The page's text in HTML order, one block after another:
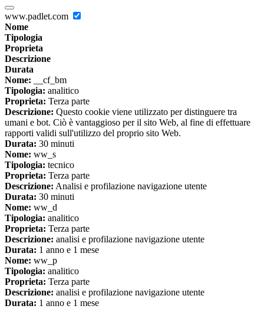
www.padlet.com
Nome
Tipologia
Proprieta
Descrizione
Durata
Nome: __cf_bm
Tipologia: analitico
Proprieta: Terza parte
Descrizione: Questo cookie viene utilizzato per distinguere tra
umani e bot. Ciò è vantaggioso per il sito Web, al fine di effettuare
rapporti validi sull'utilizzo del proprio sito Web.
Durata: 30 minuti
Nome: ww_s
Tipologia: tecnico
Proprieta: Terza parte
Descrizione: Analisi e profilazione navigazione utente
Durata: 30 minuti
Nome: ww_d
Tipologia: analitico
Proprieta: Terza parte
Descrizione: analisi e profilazione navigazione utente
Durata: 1 anno e 1 mese
Nome: ww_p
Tipologia: analitico
Proprieta: Terza parte
Descrizione: analisi e profilazione navigazione utente
Durata: 1 anno e 1 mese